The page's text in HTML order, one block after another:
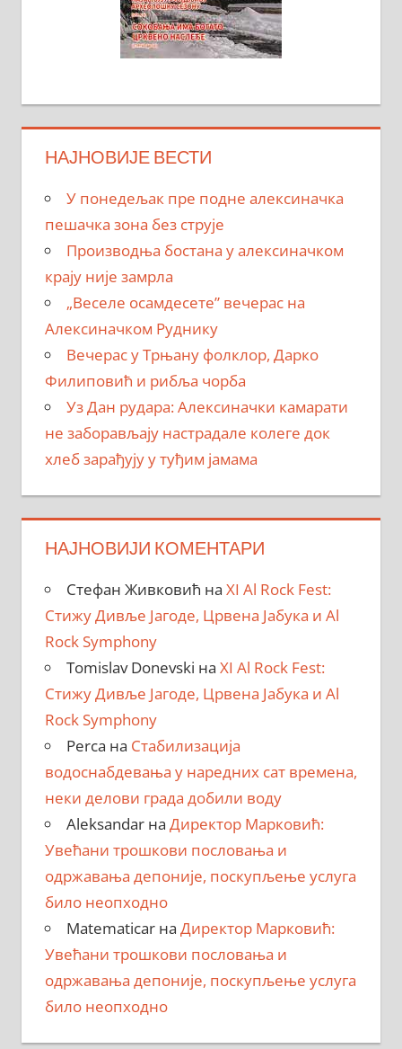
НАЈНОВИЈЕ ВЕСТИ
У понедељак пре подне алексиначка
пешачка зона без струје
Производња бостана у алексиначком
крају није замрла
„Веселе осамдесете” вечерас на
Алексиначком Руднику
Вечерас у Трњану фолклор, Дарко
Филиповић и рибља чорба
Уз Дан рудара: Алексиначки камарати
не заборављају настрадале колеге док
хлеб зарађују у туђим јамама
НАЈНОВИЈИ КОМЕНТАРИ
Стефан Живковић на XI Al Rock Fest:
Стижу Дивље Јагоде, Црвена Јабука и Al
Rock Symphony
Tomislav Donevski на XI Al Rock Fest:
Стижу Дивље Јагоде, Црвена Јабука и Al
Rock Symphony
Perca на Стабилизација
водоснабдевања у наредних сат времена,
неки делови града добили воду
Aleksandarна Директор Марковић:
Увећани трошкови пословања и
одржавања депоније, поскупљење услуга
било неопходно
Matematicarна Директор Марковић:
Увећани трошкови пословања и
одржавања депоније, поскупљење услуга
било неопходно